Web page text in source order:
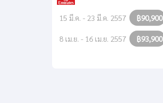
15 มี.ค. - 23 มี.ค. 2557 ฿90,900
8 เม.ย. - 16 เม.ย. 2557 ฿93,900